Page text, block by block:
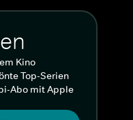
Kino
Top-Serien
Abo mit Apple